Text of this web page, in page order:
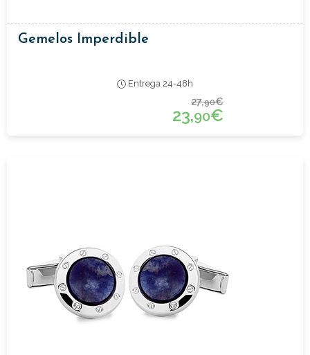
Gemelos Imperdible
Entrega 24-48h
27,90€
23,90€